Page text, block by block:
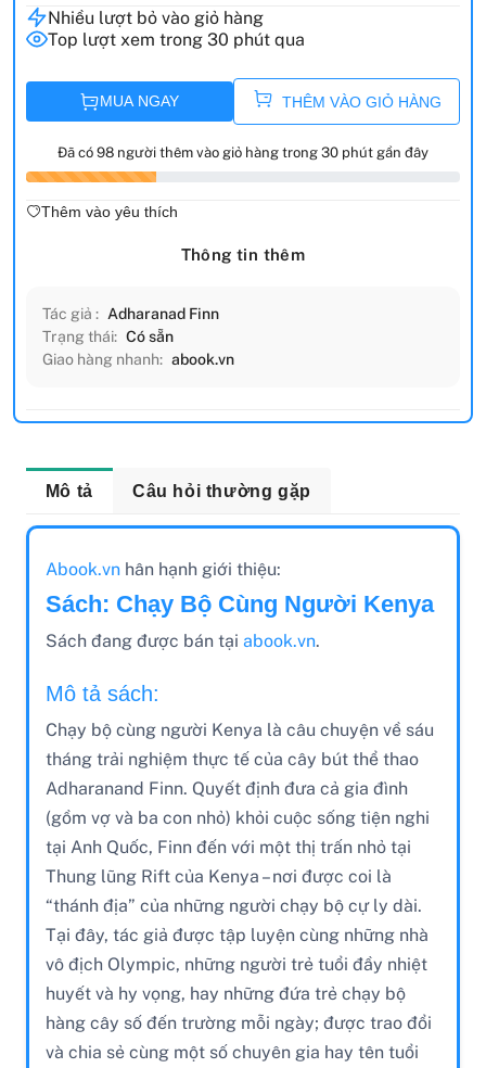
Nhiều lượt bỏ vào giỏ hàng
Top lượt xem trong 30 phút qua
MUA NGAY THÊM VÀO GIỎ HÀNG
Đã có 98 người thêm vào giỏ hàng trong 30 phút gần đây
Thêm vào yêu thích
Thông tin thêm
Tác giả : Adharanad Finn
Trạng thái: Có sẵn
Giao hàng nhanh: abook.vn
Mô tả Câu hỏi thường gặp
Abook.vnhân hạnh giới thiệu:
Sách: Chạy Bộ Cùng Người Kenya
Sách đang được bán tại abook.vn.
Mô tả sách:
Chạy bộ cùng người Kenya là câu chuyện về sáu
tháng trải nghiệm thực tế của cây bút thể thao
Adharanand Finn. Quyết định đưa cả gia đình
(gồm vợ và ba con nhỏ) khỏi cuộc sống tiện nghi
tại Anh Quốc, Finn đến với một thị trấn nhỏ tại
Thung lũng Rift của Kenya – nơi được coi là
“thánh địa” của những người chạy bộ cự ly dài.
Tại đây, tác giả được tập luyện cùng những nhà
vô địch Olympic, những người trẻ tuổi đầy nhiệt
huyết và hy vọng, hay những đứa trẻ chạy bộ
hàng cây số đến trường mỗi ngày; được trao đổi
và chia sẻ cùng một số chuyên gia hay tên tuổi